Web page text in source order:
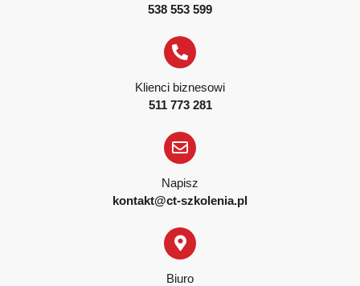
538 553 599
Klienci biznesowi
511 773 281
Napisz
kontakt@ct-szkolenia.pl
Biuro